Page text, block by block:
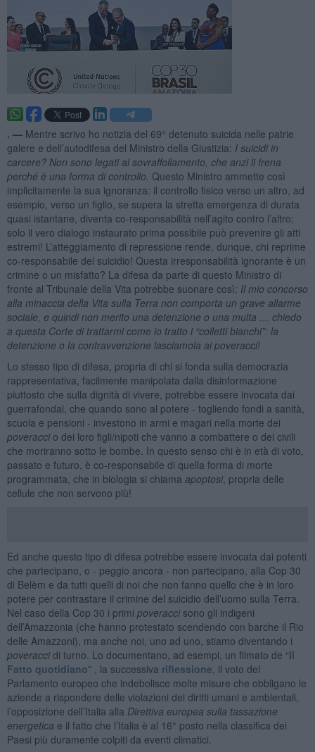
. — Mentre scrivo ho notizia del 69° detenuto suicida nelle patrie
galere e dell’autodifesa del Ministro della Giustizia: I suicidi in
carcere? Non sono legati al sovraffollamento, che anzi li frena
perché è una forma di controllo. Questo Ministro ammette così
implicitamente la sua ignoranza: il controllo fisico verso un altro, ad
esempio, verso un figlio, se supera la stretta emergenza di durata
quasi istantane, diventa co-responsabilità nell’agito contro l’altro;
solo il vero dialogo instaurato prima possibile può prevenire gli atti
estremi! L’atteggiamento di repressione rende, dunque, chi reprime
co-responsabile del suicidio! Questa irresponsabilità ignorante è un
crimine o un misfatto? La difesa da parte di questo Ministro di
fronte al Tribunale della Vita potrebbe suonare così: Il mio concorso
alla minaccia della Vita sulla Terra non comporta un grave allarme
sociale, e quindi non merito una detenzione o una multa … chiedo
a questa Corte di trattarmi come io tratto i “colletti bianchi”: la
detenzione o la contravvenzione lasciamola ai poveracci!
Lo stesso tipo di difesa, propria di chi si fonda sulla democrazia
rappresentativa, facilmente manipolata dalla disinformazione
piuttosto che sulla dignità di vivere, potrebbe essere invocata dai
guerrafondai, che quando sono al potere - togliendo fondi a sanità,
scuola e pensioni - investono in armi e magari nella morte dei
poveracci o dei loro figli/nipoti che vanno a combattere o dei civili
che moriranno sotto le bombe. In questo senso chi è in età di voto,
passato e futuro, è co-responsabile di quella forma di morte
programmata, che in biologia si chiama apoptosi, propria delle
cellule che non servono più!
Ed anche questo tipo di difesa potrebbe essere invocata dai potenti
che partecipano, o - peggio ancora - non partecipano, alla Cop 30
di Belèm e da tutti quelli di noi che non fanno quello che è in loro
potere per contrastare il crimine del suicidio dell’uomo sulla Terra.
Nel caso della Cop 30 i primi poveracci sono gli indigeni
dell’Amazzonia (che hanno protestato scendendo con barche il Rio
delle Amazzoni), ma anche noi, uno ad uno, stiamo diventando i
poveraccidi turno. Lo documentano, ad esempi, un filmato de “Il
Fatto quotidiano” , la successiva riflessione , il voto del
Parlamento europeo che indebolisce molte misure che obbligano le
aziende a rispondere delle violazioni dei diritti umani e ambientali,
l’opposizione dell’Italia alla Direttiva europea sulla tassazione
energetica e il fatto che l’Italia è al 16° posto nella classifica dei
Paesi più duramente colpiti da eventi climatici.